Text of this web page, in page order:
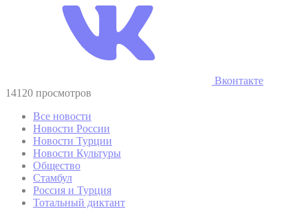
Вконтакте
14120 просмотров
Все новости
Новости России
Новости Турции
Новости Культуры
Общество
Стамбул
Россия и Турция
Тотальный диктант